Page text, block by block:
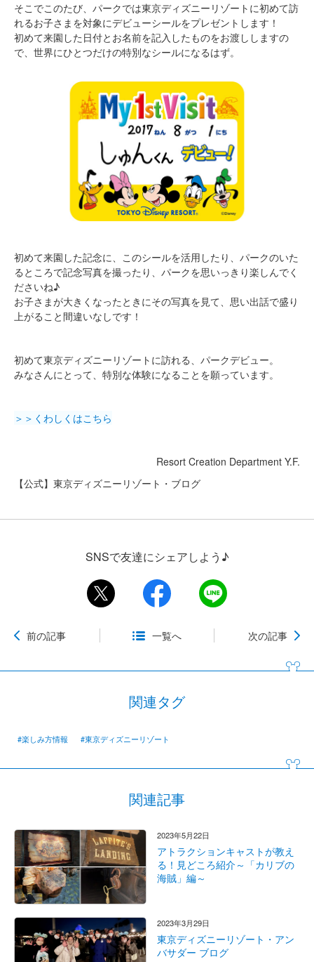
そこでこのたび、パークでは東京ディズニーリゾートに初めて訪
れるお子さまを対象にデビューシールをプレゼントします！
初めて来園した日付とお名前を記入したものをお渡ししますの
で、世界にひとつだけの特別なシールになるはず。
初めて来園した記念に、このシールを活用したり、パークのいた
るところで記念写真を撮ったり、パークを思いっきり楽しんでく
ださいね♪
お子さまが大きくなったときにその写真を見て、思い出話で盛り
上がること間違いなしです！
初めて東京ディズニーリゾートに訪れる、パークデビュー。
みなさんにとって、特別な体験になることを願っています。
＞＞くわしくはこちら
Resort Creation Department Y.F.
【公式】東京ディズニーリゾート・ブログ
SNSで友達にシェアしよう♪
前の記事 一覧へ 次の記事
関連タグ
#楽しみ方情報 #東京ディズニーリゾート
関連記事
2023年5月22日
アトラクションキャストが教え
る！見どころ紹介～「カリブの
海賊」編～
2023年3月29日
東京ディズニーリゾート・アン
バサダー ブログ